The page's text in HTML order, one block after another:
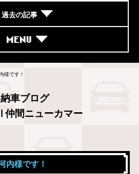
過去の記事
MENU
様です！
納車ブログ
仲間ニューカマー
内様です！